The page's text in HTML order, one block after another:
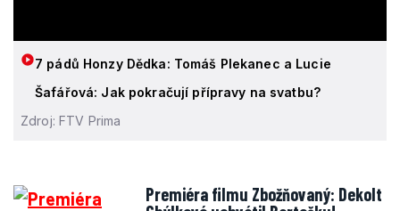
7 pádů Honzy Dědka: Tomáš Plekanec a Lucie
Šafářová: Jak pokračují přípravy na svatbu?
Zdroj: FTV Prima
Premiéra filmu Zbožňovaný: Dekolt